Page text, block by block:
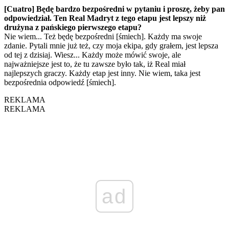
[Cuatro] Będę bardzo bezpośredni w pytaniu i proszę, żeby pan
odpowiedział. Ten Real Madryt z tego etapu jest lepszy niż
drużyna z pańskiego pierwszego etapu?
Nie wiem... Też będę bezpośredni [śmiech]. Każdy ma swoje
zdanie. Pytali mnie już też, czy moja ekipa, gdy grałem, jest lepsza
od tej z dzisiaj. Wiesz... Każdy może mówić swoje, ale
najważniejsze jest to, że tu zawsze było tak, iż Real miał
najlepszych graczy. Każdy etap jest inny. Nie wiem, taka jest
bezpośrednia odpowiedź [śmiech].
REKLAMA
REKLAMA
ad